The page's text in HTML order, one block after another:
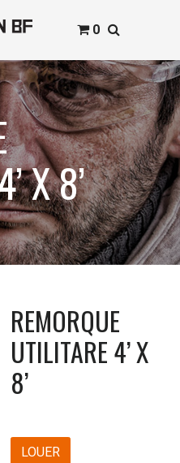
0
X 8’
REMORQUE
UTILITARE 4’ X
8’
LOUER